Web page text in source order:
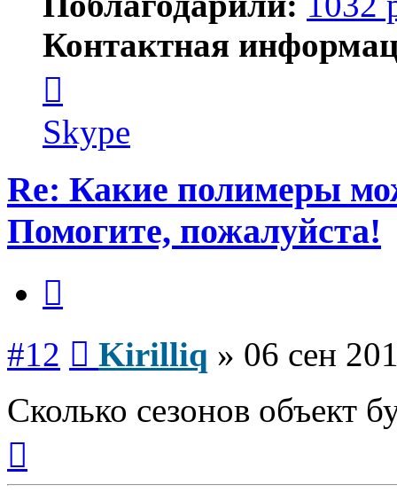
Контактная
пользователя
Kirilliq
Skype
Re: Какие полимеры
Помогите, пожалуйста!
#12 Kirilliq » 06 сен
Сколько сезонов объект
началу